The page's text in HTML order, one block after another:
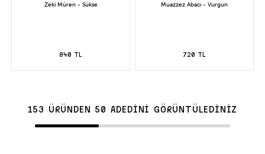
Zeki Müren - Sükse
840 TL
Muazzez Abacı - Vurgun
720 TL
153 ÜRÜNDEN 50 ADEDİNİ GÖRÜNTÜLEDİNİZ